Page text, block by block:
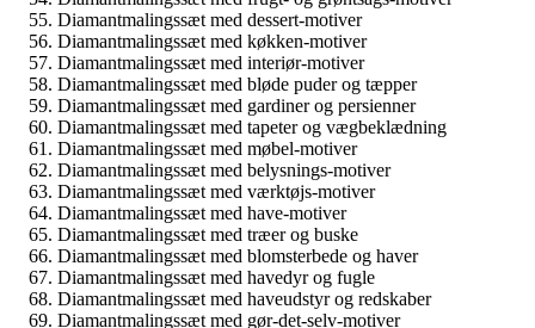
Diamantmalingssæt med dessert-motiver
Diamantmalingssæt med køkken-motiver
Diamantmalingssæt med interiør-motiver
Diamantmalingssæt med bløde puder og tæpper
Diamantmalingssæt med gardiner og persienner
Diamantmalingssæt med tapeter og vægbeklædning
Diamantmalingssæt med møbel-motiver
Diamantmalingssæt med belysnings-motiver
Diamantmalingssæt med værktøjs-motiver
Diamantmalingssæt med have-motiver
Diamantmalingssæt med træer og buske
Diamantmalingssæt med blomsterbede og haver
Diamantmalingssæt med havedyr og fugle
Diamantmalingssæt med haveudstyr og redskaber
Diamantmalingssæt med gør-det-selv-motiver